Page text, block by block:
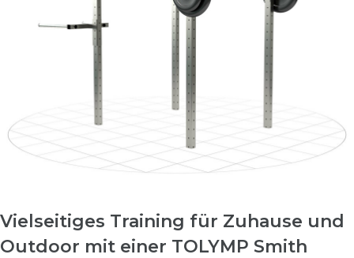
Vielseitiges Training für Zuhause und
Outdoor mit einer TOLYMP Smith